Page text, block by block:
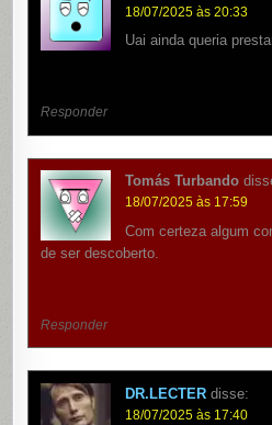
18/07/2025 às 20:33
Uai ainda queria
Responder
Tomás Turbando
18/07/2025 às 17:59
Com certeza algum
de ser descoberto.
Responder
DR.LECTER disse:
18/07/2025 às 17:40